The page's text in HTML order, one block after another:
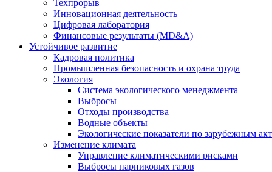
Техпрорыв
Инновационная деятельность
Цифровая лаборатория
Финансовые результаты (MD&A)
Устойчивое развитие
Кадровая политика
Промышленная безопасность и охрана труда
Экология
Система экологического менеджмента
Выбросы
Отходы производства
Водные объекты
Экологические показатели по зарубежным
Изменение климата
Управление климатическими рисками
Выбросы парниковых газов